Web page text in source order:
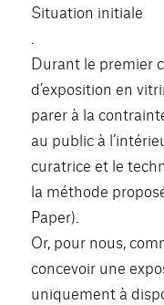
Situation initiale
Durant le premier
d’exposition en
parer à la
au public à
curatrice et le
la méthode
Paper).
Or, pour nous,
concevoir une
uniquement à